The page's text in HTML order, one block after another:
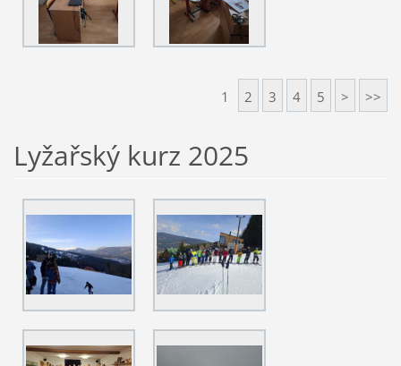
1 2 3 4 5 > >>
Lyžařský kurz 2025